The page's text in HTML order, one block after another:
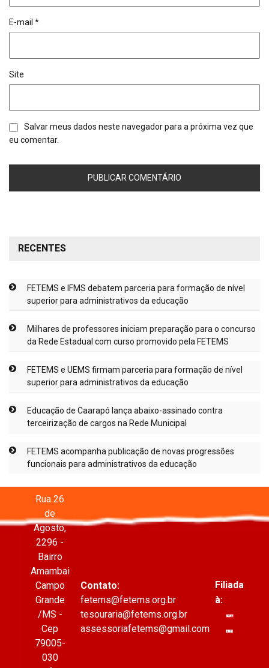
E-mail *
Site
Salvar meus dados neste navegador para a próxima vez que
eu comentar.
RECENTES
FETEMS e IFMS debatem parceria para formação de nível
superior para administrativos da educação
Milhares de professores iniciam preparação para o concurso
da Rede Estadual com curso promovido pela FETEMS
FETEMS e UEMS firmam parceria para formação de nível
superior para administrativos da educação
Educação de Caarapó lança abaixo-assinado contra
terceirização de cargos na Rede Municipal
FETEMS acompanha publicação de novas progressões
funcionais para administrativos da educação
Rua 26
de
Agosto,
2296 -
Bairro
Amambai
Campo
Grande
/MS -
Cep
79005-
030
Contato:
fetems@fetems.org.br
tesouraria@fetems.org.br
assessoriafetems@gmail.com
Filiada
à: